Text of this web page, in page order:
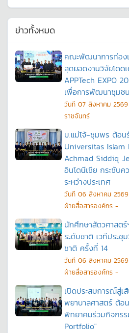
ข่าวทั้งหมด
คณะพัฒนาการท่อง
สุดยอดงานวิจัยโดด
APPTech EXPO
เพื่อการพัฒนาชุมชน
วันที 07 สิงหาคม 2569
ราชจันทร์
ม.แม่โจ้-ชุมพร ต้อน
Universitas
Achmad Siddiq
อินโดนีเซีย กระชับค
ระหว่างประเทศ
วันที 06 สิงหาคม 2569
ฝ่ายสื่อสารองค์กร -
นักศึกษาสัตวศาสตร์
ระดับชาติ เวทีประชุ
ชาติ ครั้งที่ 14
วันที 06 สิงหาคม 2569
ฝ่ายสื่อสารองค์กร -
เปิดประสบการณ์สู่
พยาบาลศาสตร์ ต้อ
พิทยาคมร่วมกิจกร
Portfolio"